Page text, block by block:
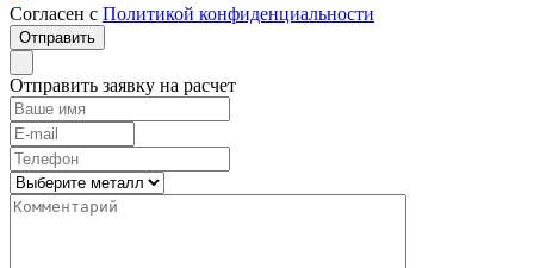
Согласен с Политикой конфиденциальности
Отправить заявку на расчет